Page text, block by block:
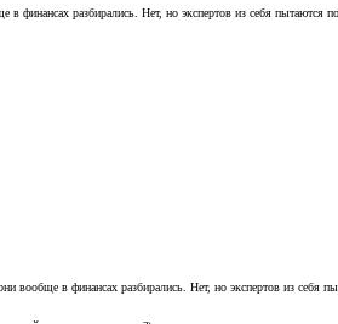
разбирались. Нет, но экспертов из себя пытаются
в финансах разбирались. Нет, но экспертов из себя